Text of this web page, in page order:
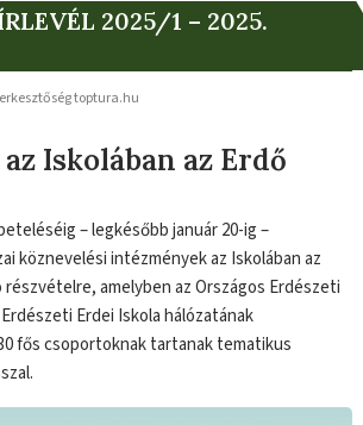
2025/1 – 2025.
toptura.hu
Iskolában az Erdő
– legkésőbb január 20-ig –
köznevelési intézmények az Iskolában az
részvételre, amelyben az Országos Erdészeti
Erdei Iskola hálózatának
fős csoportoknak tartanak tematikus